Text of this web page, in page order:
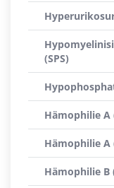
(SPS)
Hämophilie
Hämophilie A
Hämophilie B